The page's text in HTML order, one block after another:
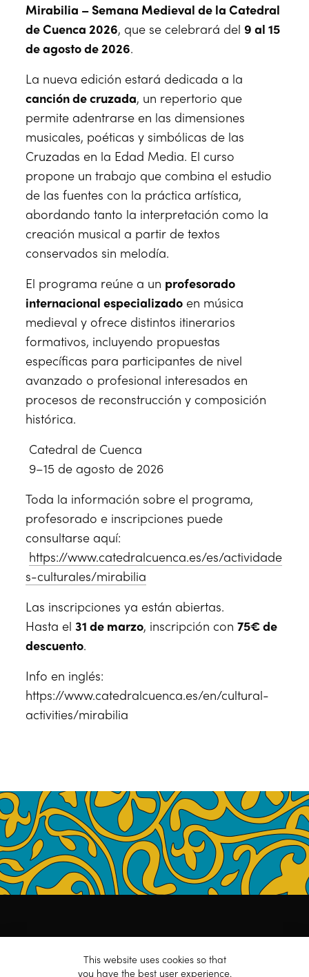
Mirabilia – Semana Medieval de la Catedral
de Cuenca 2026, que se celebrará del 9 al 15
de agosto de 2026.
La nueva edición estará dedicada a la
canción de cruzada, un repertorio que
permite adentrarse en las dimensiones
musicales, poéticas y simbólicas de las
Cruzadas en la Edad Media. El curso
propone un trabajo que combina el estudio
de las fuentes con la práctica artística,
abordando tanto la interpretación como la
creación musical a partir de textos
conservados sin melodía.
El programa reúne a un profesorado
internacional especializado en música
medieval y ofrece distintos itinerarios
formativos, incluyendo propuestas
específicas para participantes de nivel
avanzado o profesional interesados en
procesos de reconstrucción y composición
histórica.
Catedral de Cuenca
9–15 de agosto de 2026
Toda la información sobre el programa,
profesorado e inscripciones puede
consultarse aquí:
https://www.catedralcuenca.es/es/actividade
s-culturales/mirabilia
Las inscripciones ya están abiertas.
Hasta el31 de marzo, inscripción con75€ de
descuento.
Info en inglés:
https://www.catedralcuenca.es/en/cultural-
activities/mirabilia
This website uses cookies so that
you have the best user experience.